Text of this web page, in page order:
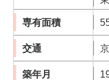
専有面積
交通
築年月